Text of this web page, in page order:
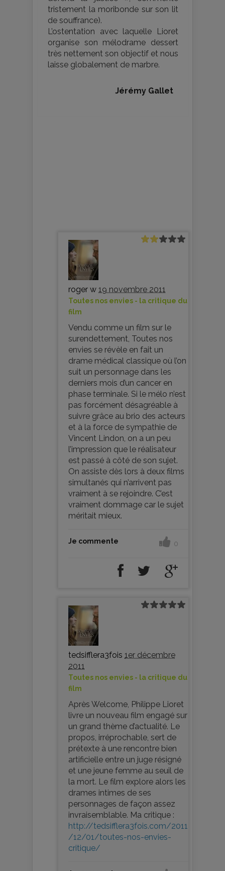
tristement la moribonde sur son lit
de souffrance).
L’ostentation avec laquelle Lioret
organise son mélodrame dessert
très nettement son objectif et nous
laisse globalement de marbre.
Jérémy Gallet
roger w 19 novembre 2011
Toutes nos envies - la critique du
film
Vendu comme un film sur le
surendettement, Toutes nos
envies se révèle en fait un
drame médical classique où l’on
suit un personnage dans les
derniers mois d’un cancer en
phase terminale. Si le mélo n’est
pas forcément désagréable à
suivre grâce au brio des acteurs
et à la force de sympathie de
Vincent Lindon, on a un peu
l’impression que le réalisateur
est passé à côté de son sujet.
On assiste dès lors à deux films
simultanés qui n’arrivent pas
vraiment à se rejoindre. C’est
vraiment dommage car le sujet
méritait mieux.
Je commente 0
tedsifflera3fois 1er décembre
2011
Toutes nos envies - la critique du
film
Après Welcome, Philippe Lioret
livre un nouveau film engagé sur
un grand thème d’actualité. Le
propos, irréprochable, sert de
prétexte à une rencontre bien
artificielle entre un juge résigné
et une jeune femme au seuil de
la mort. Le film explore alors les
drames intimes de ses
personnages de façon assez
invraisemblable. Ma critique :
http://tedsifflera3fois.com/2011
/12/01/toutes-nos-envies-
critique/